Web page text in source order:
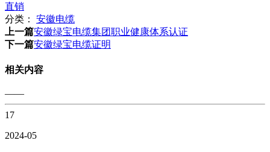
直销
分类： 安徽电缆
上一篇安徽绿宝电缆集团职业健康体系认证
下一篇安徽绿宝电缆证明
相关内容
——
17
2024-05